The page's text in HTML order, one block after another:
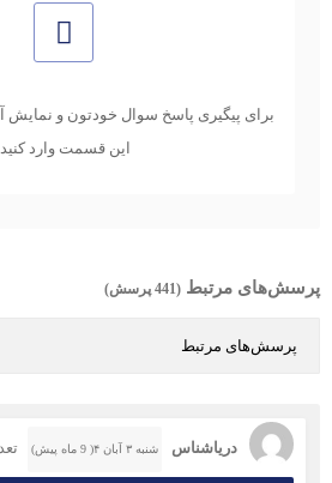
برای پیگیری پاسخ سوال خودتون و نمایش
این قسمت وارد
پرسش‌های مرتبط (441 پرسش)
دریاشناس شنبه ۳ آبان ۴( 9 ماه پیش)